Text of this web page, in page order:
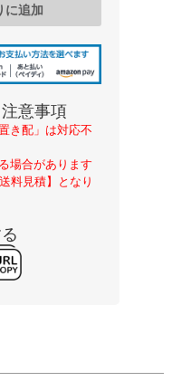
に追加
意事項
き配」は対応不
場合があります
料見積】となり